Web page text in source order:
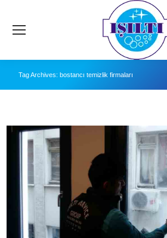
Tag Archives:bostancı temizlik firmaları